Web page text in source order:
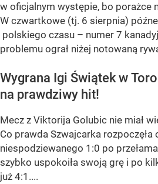
w oficjalnym występie, bo porażce
W czwartkowe (tj. 6 sierpnia)
polskiego czasu – numer 7
problemu ograł niżej notowaną
Wygrana Igi Świątek w
na prawdziwy hit!
Mecz z Viktorija Golubic nie miał
Co prawda Szwajcarka rozpoczęła
niespodziewanego 1:0 po
szybko uspokoiła swoją grę i po
już 4:1....